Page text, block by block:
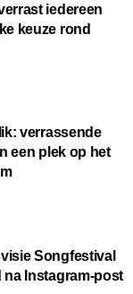
iedereen
keuze rond
verrassende
een plek op het
Songfestival
na Instagram-post